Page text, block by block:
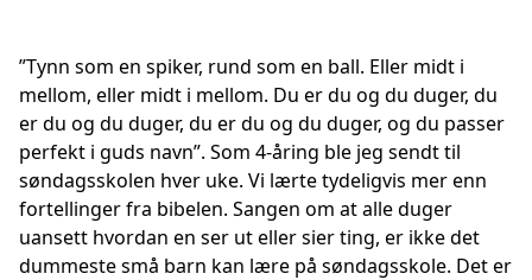
”Tynn som en spiker, rund som en ball. Eller midt i
mellom, eller midt i mellom. Du er du og du duger, du
er du og du duger, du er du og du duger, og du passer
perfekt i guds navn”. Som 4-åring ble jeg sendt til
søndagsskolen hver uke. Vi lærte tydeligvis mer enn
fortellinger fra bibelen. Sangen om at alle duger
uansett hvordan en ser ut eller sier ting, er ikke det
dummeste små barn kan lære på søndagsskole. Det er